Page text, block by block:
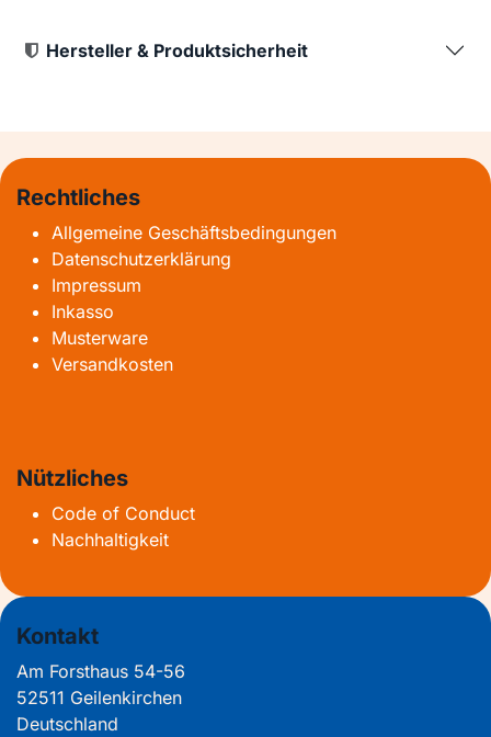
Hersteller & Produktsicherheit
Rechtliches
Allgemeine Geschäftsbedingungen
Datenschutzerklärung
Impressum
Inkasso
Musterware
Versandkosten
Nützliches
Code of Conduct
Nachhaltigkeit
Kontakt
Am Forsthaus 54-56
52511 Geilenkirchen
Deutschland